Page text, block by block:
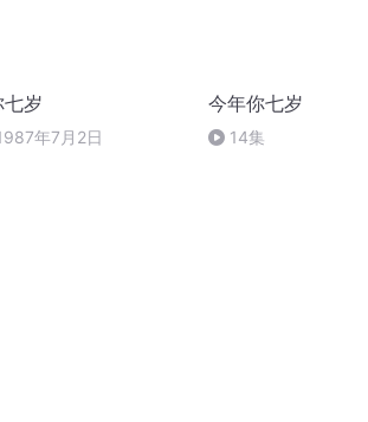
岁
年7月2日
今年你七岁
14集